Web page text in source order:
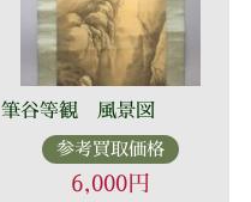
筆谷等観 風景図
参考買取価格
6,000円